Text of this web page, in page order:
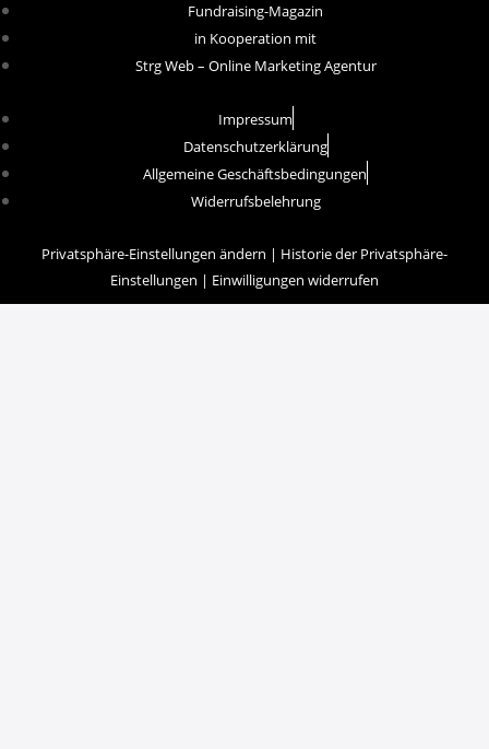
Fundraising-Magazin
in Kooperation mit
Strg Web – Online Marketing Agentur
Impressum
Datenschutzerklärung
Allgemeine Geschäftsbedingungen
Widerrufsbelehrung
Privatsphäre-Einstellungen ändern | Historie der Privatsphäre-
Einstellungen | Einwilligungen widerrufen